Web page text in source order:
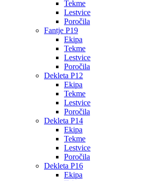
Tekme
Lestvice
Poročila
Fantje P19
Ekipa
Tekme
Lestvice
Poročila
Dekleta P12
Ekipa
Tekme
Lestvice
Poročila
Dekleta P14
Ekipa
Tekme
Lestvice
Poročila
Dekleta P16
Ekipa